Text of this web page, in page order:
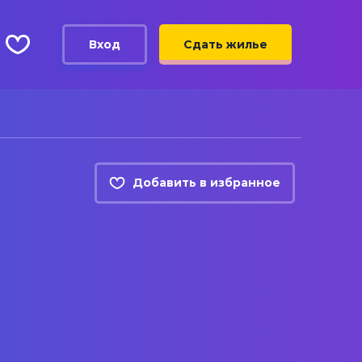
Вход Сдать жилье
Добавить в избранное